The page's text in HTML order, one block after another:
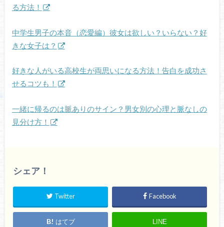
る方法！
中学生男子の本音（恋愛編）彼女は欲しい？いらない？好
きな女子は？
好きな人がいる高校生が両思いになる方法！告白を成功さ
せるコツも！
一緒に帰るのは脈ありのサイン？男女別の心理と脈なしの
見分け方！
シェア！
Twitter Facebook
はてブ LINE